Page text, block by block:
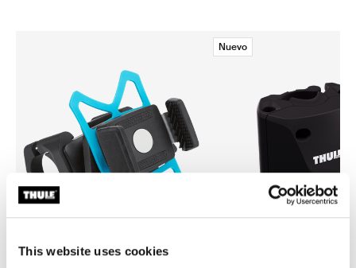
This website uses cookies
Nuevo